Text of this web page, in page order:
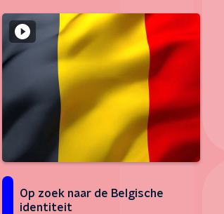
Op zoek naar de Belgische
identiteit